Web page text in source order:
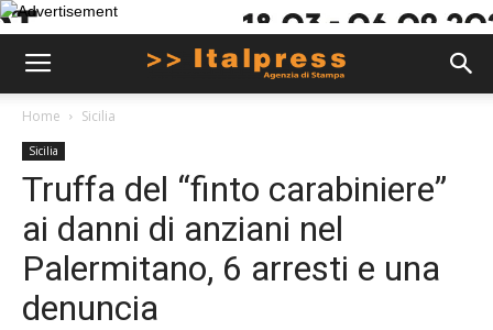
Home Sicilia
Sicilia
Truffa del “finto carabiniere”
ai danni di anziani nel
Palermitano, 6 arresti e una
denuncia